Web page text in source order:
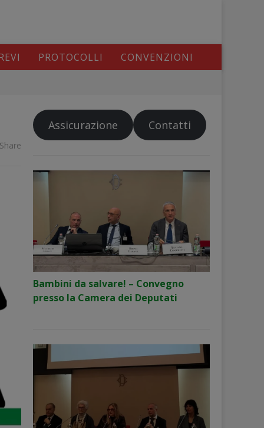
PROTOCOLLI CONVENZIONI
Share
Assicurazione Contatti
Bambini da salvare! – Convegno
presso la Camera dei Deputati